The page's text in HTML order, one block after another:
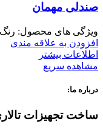
صندلی مهمان
ویژگی های محصول:
افزودن به علاقه مندی
اطلاعات بیشتر
مشاهده سریع
درباره ما:
ساخت تجهیزات